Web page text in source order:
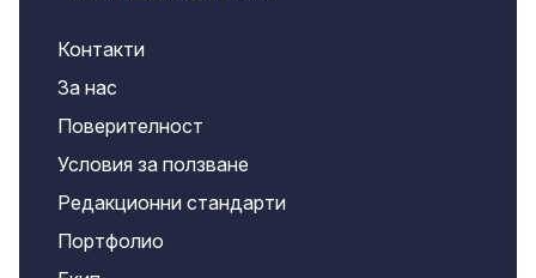
Контакти
За нас
Поверителност
Условия за ползване
Редакционни стандарти
Портфолио